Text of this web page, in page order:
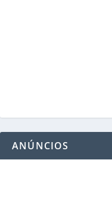
ANÚNCIOS